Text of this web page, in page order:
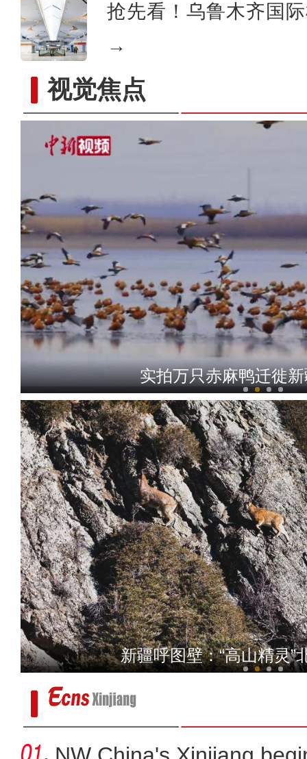
抢先看！乌鲁木齐国
→
视觉焦点
实拍万只赤麻鸭迁徙
阿克苏红旗坡机场年旅客
新疆呼图壁：“高山精灵”
冬日里新疆昌吉努尔加大